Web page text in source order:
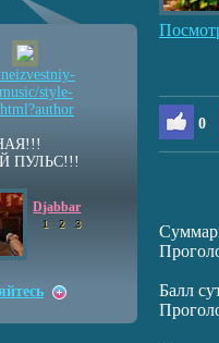
0
Балл
-
style-
or
ПУЛЬС!!!
Djabbar
1 2 3